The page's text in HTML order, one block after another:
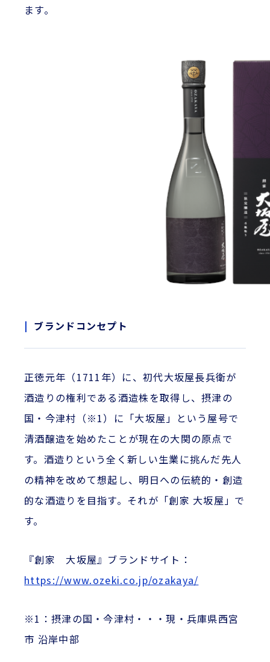
ます。
ブランドコンセプト
正徳元年（1711年）に、初代大坂屋長兵衛が
酒造りの権利である酒造株を取得し、摂津の
国・今津村（※1）に「大坂屋」という屋号で
清酒醸造を始めたことが現在の大関の原点で
す。酒造りという全く新しい生業に挑んだ先人
の精神を改めて想起し、明日への伝統的・創造
的な酒造りを目指す。それが「創家 大坂屋」で
す。
『創家 大坂屋』ブランドサイト：
https://www.ozeki.co.jp/ozakaya/
※1：摂津の国・今津村・・・現・兵庫県西宮
市 沿岸中部